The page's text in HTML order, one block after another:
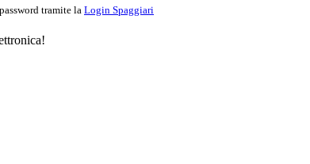
tramite la Login Spaggiari